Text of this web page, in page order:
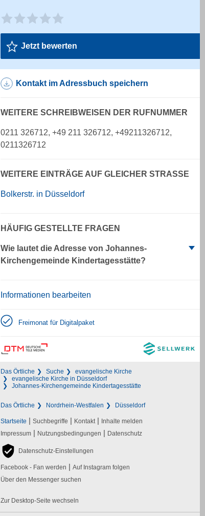
Jetzt bewerten
Kontakt im Adressbuch speichern
WEITERE SCHREIBWEISEN DER RUFNUMMER
0211 326712, +49 211 326712, +49211326712,
0211326712
WEITERE EINTRÄGE AUF GLEICHER STRASSE
Bolkerstr. in Düsseldorf
HÄUFIG GESTELLTE FRAGEN
Wie lautet die Adresse von Johannes-
Kirchengemeinde Kindertagesstätte?
Informationen bearbeiten
Freimonat für Digitalpaket
Das Örtliche Suche
evangelische Kirche
evangelische Kirche in Düsseldorf
Johannes-Kirchengemeinde Kindertagesstätte
Das Örtliche Nordrhein-Westfalen Düsseldorf
Startseite | Suchbegriffe | Kontakt | Inhalte melden
Impressum | Nutzungsbedingungen | Datenschutz
Datenschutz-Einstellungen
Facebook - Fan werden | Auf Instagram folgen
Über den Messenger suchen
Zur Desktop-Seite wechseln